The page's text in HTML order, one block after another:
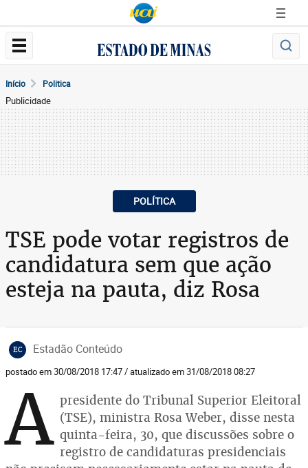
Início Politica
Publicidade
POLÍTICA
TSE pode votar registros de
candidatura sem que ação
esteja na pauta, diz Rosa
EC Estadão Conteúdo
postado em 30/08/2018 17:47 / atualizado em 31/08/2018 08:27
A presidente do Tribunal Superior Eleitoral
(TSE), ministra Rosa Weber, disse nesta
quinta-feira, 30, que discussões sobre o
registro de candidaturas presidenciais